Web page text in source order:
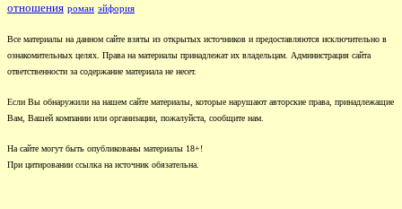
отношения роман эйфория
Все материалы на данном сайте взяты из открытых источников и предоставляются исключительно в
ознакомительных целях. Права на материалы принадлежат их владельцам. Администрация сайта
ответственности за содержание материала не несет.
Если Вы обнаружили на нашем сайте материалы, которые нарушают авторские права, принадлежащие
Вам, Вашей компании или организации, пожалуйста, сообщите нам.
На сайте могут быть опубликованы материалы 18+!
При цитировании ссылка на источник обязательна.